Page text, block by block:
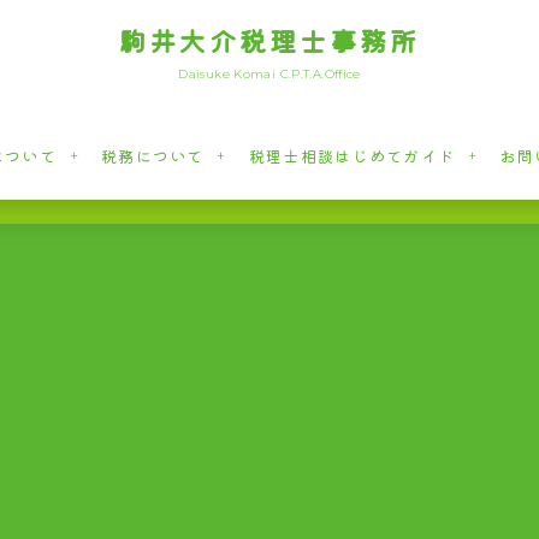
駒井大介税理士事務所
Daisuke Komai C.P.T.A.Office
いて 税務について 税理士相談はじめてガイド お問